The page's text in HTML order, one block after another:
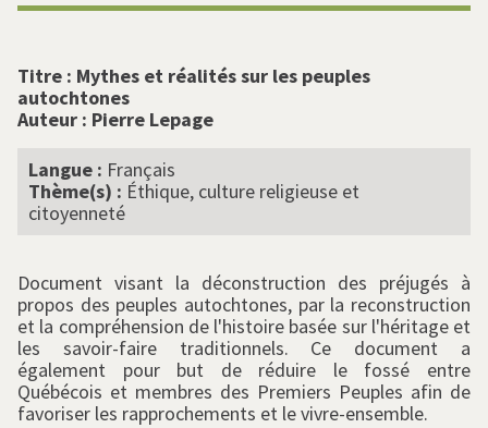
Titre : Mythes et réalités sur les peuples
autochtones
Auteur : Pierre Lepage
Langue : Français
Thème(s) : Éthique, culture religieuse et
citoyenneté
Document visant la déconstruction des préjugés à
propos des peuples autochtones, par la reconstruction
et la compréhension de l'histoire basée sur l'héritage et
les savoir-faire traditionnels. Ce document a
également pour but de réduire le fossé entre
Québécois et membres des Premiers Peuples afin de
favoriser les rapprochements et le vivre-ensemble.